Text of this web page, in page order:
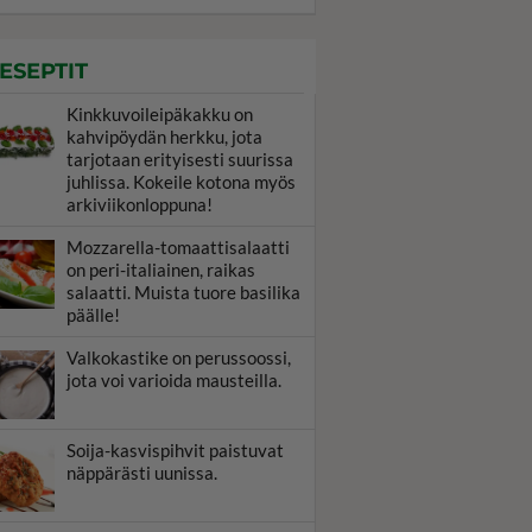
Kinkkuvoileipäkakku on
kahvipöydän herkku, jota
tarjotaan erityisesti suurissa
juhlissa. Kokeile kotona myös
arkiviikonloppuna!
Mozzarella-tomaattisalaatti
on peri-italiainen, raikas
salaatti. Muista tuore basilika
päälle!
Valkokastike on perussoossi,
jota voi varioida mausteilla.
Soija-kasvispihvit paistuvat
näppärästi uunissa.